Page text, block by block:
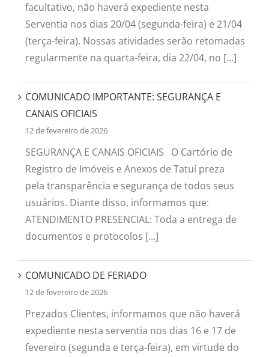
facultativo, não haverá expediente nesta
Serventia nos dias 20/04 (segunda-feira) e 21/04
(terça-feira). Nossas atividades serão retomadas
regularmente na quarta-feira, dia 22/04, no [...]
COMUNICADO IMPORTANTE: SEGURANÇA E
CANAIS OFICIAIS
12 de fevereiro de 2026
SEGURANÇA E CANAIS OFICIAIS O Cartório de
Registro de Imóveis e Anexos de Tatuí preza
pela transparência e segurança de todos seus
usuários. Diante disso, informamos que:
ATENDIMENTO PRESENCIAL: Toda a entrega de
documentos e protocolos [...]
COMUNICADO DE FERIADO
12 de fevereiro de 2026
Prezados Clientes, informamos que não haverá
expediente nesta serventia nos dias 16 e 17 de
fevereiro (segunda e terça-feira), em virtude do